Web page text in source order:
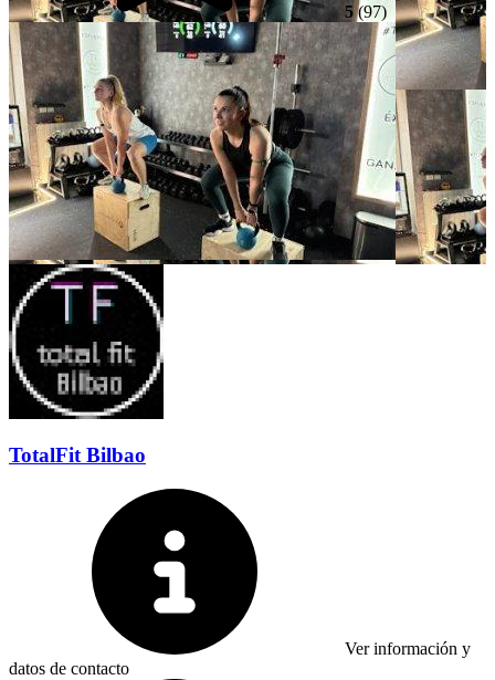
5(97)
TotalFit Bilbao
Ver información y
datos de contacto